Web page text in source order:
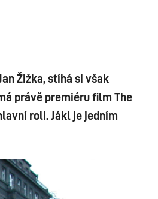
Žižka, stíhá si však
právě premiéru film The
roli. Jákl je jedním